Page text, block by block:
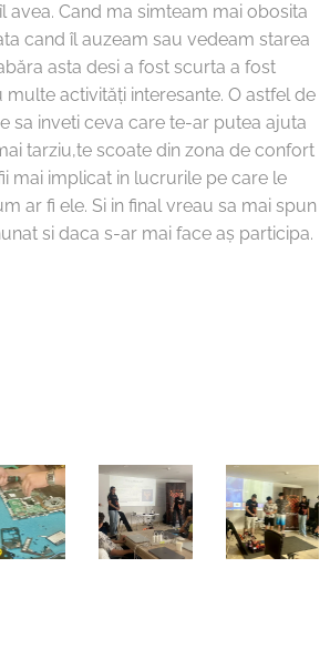
avea. Cand ma simteam mai obosita
cand îl auzeam sau vedeam starea
asta desi a fost scurta a fost
activități interesante. O astfel de
sa inveti ceva care te-ar putea ajuta
tarziu,te scoate din zona de confort
mai implicat in lucrurile pe care le
ar fi ele. Si in final vreau sa mai spun
si daca s-ar mai face aș participa.